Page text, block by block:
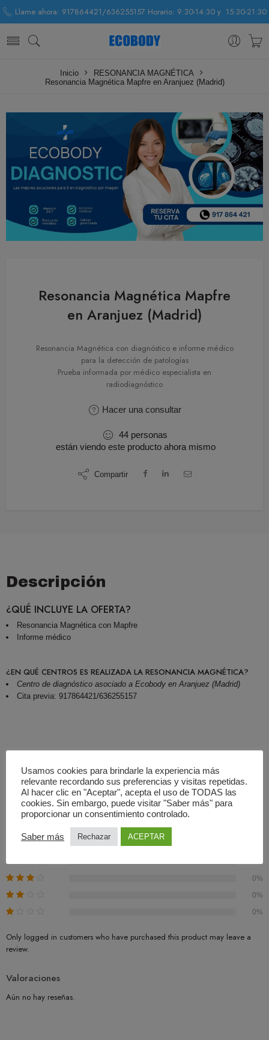
Llame ahora: 917864421/636255157 Horario: 9:30-14:30 y 15:30-21:30
Inicio
RESONANCIA MAGNÉTICA
Resonancia Magnética Mapfre en Aranjuez (Madrid)
Resonancia Magnética Mapfre
en Aranjuez (Madrid)
Resonancia Magnética con diagnóstico e informe médico
para la detección de patologías
Prueba informada por médico especialista en
radiodiagnóstico
Hacer una consultar
44 personas
están viendo este producto ahora mismo
Compartir
Descripción
¿QUÉ INCLUYE LA OFERTA?
Resonancia Magnética con Mapfre
Informe médico
¿EN QUÉ CENTROS ES REALIZADA LA RESONANCIA MAGNÉTICA?
Centro de diagnóstico asociado a Ecobody en Aranjuez (Madrid)
Cita previa: 917864421/636255157
Valoraciones (0)
Basado En 0 Valoraciones
0.00
0%
0%
0%
0%
Only logged in customers who have purchased this product may leave a
review.
Valoraciones
Aún no hay reseñas.
Usamos cookies para brindarle la experiencia más
relevante recordando sus preferencias y visitas repetidas.
Al hacer clic en "Aceptar", acepta el uso de TODAS las
cookies. Sin embargo, puede visitar "Saber más" para
proporcionar un consentimiento controlado.
Saber más Rechazar ACEPTAR